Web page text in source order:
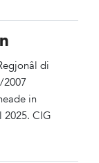
di
2007
in
2025. CIG